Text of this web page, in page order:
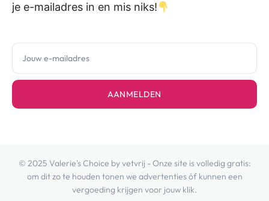
je e-mailadres in en mis niks!
AANMELDEN
© 2025 Valerie's Choice by vetvrij - Onze site is volledig gratis:
om dit zo te houden tonen we advertenties óf kunnen een
vergoeding krijgen voor jouw klik.